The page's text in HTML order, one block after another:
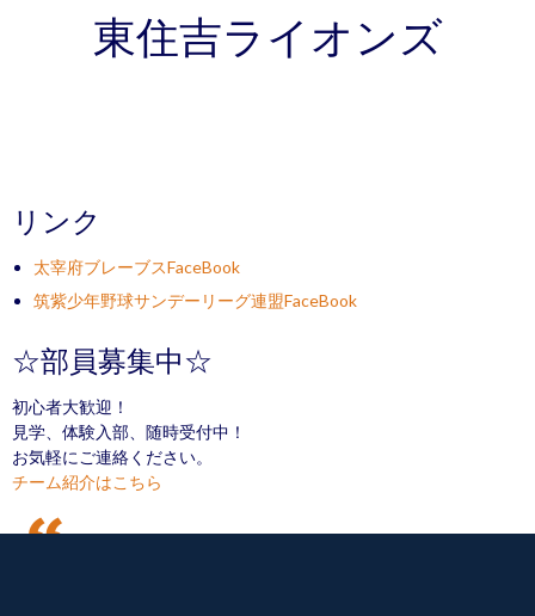
東住吉ライオンズ
リンク
太宰府ブレーブスFaceBook
筑紫少年野球サンデーリーグ連盟FaceBook
☆部員募集中☆
初心者大歓迎！
見学、体験入部、随時受付中！
お気軽にご連絡ください。
チーム紹介はこちら